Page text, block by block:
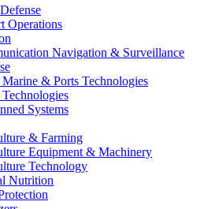
Operations
Navigation & Surveillance
& Ports Technologies
Technologies
Systems
& Farming
Equipment & Machinery
Technology
Nutrition